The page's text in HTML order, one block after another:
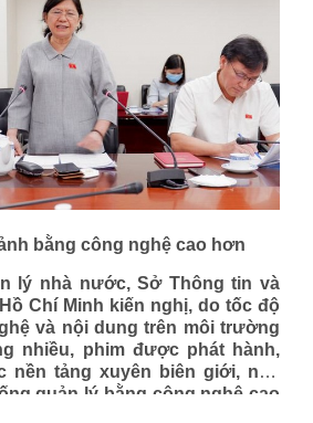
bằng công nghệ cao hơn
lý nhà nước, Sở Thông tin và
Chí Minh kiến nghị, do tốc độ
và nội dung trên môi trường
nhiều, phim được phát hành,
nền tảng xuyên biên giới, nên
quản lý bằng công nghệ cao
án hậu kiểm gắn với các